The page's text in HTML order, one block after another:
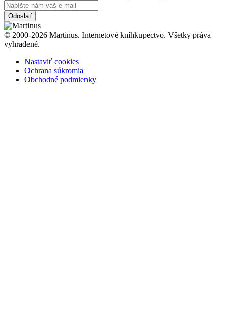
Odoslať
© 2000-2026 Martinus. Internetové kníhkupectvo. Všetky práva
vyhradené.
Nastaviť cookies
Ochrana súkromia
Obchodné podmienky